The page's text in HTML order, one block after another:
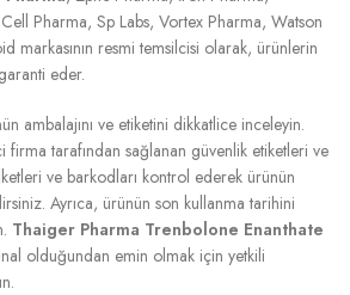
Pharma, Sp Labs, Vortex Pharma, Watson
markasının resmi temsilcisi olarak, ürünlerin
eder.
ambalajını ve etiketini dikkatlice inceleyin.
tarafından sağlanan güvenlik etiketleri ve
ve barkodları kontrol ederek ürünün
Ayrıca, ürünün son kullanma tarihini
Thaiger Pharma Trenbolone Enanthate
olduğundan emin olmak için yetkili